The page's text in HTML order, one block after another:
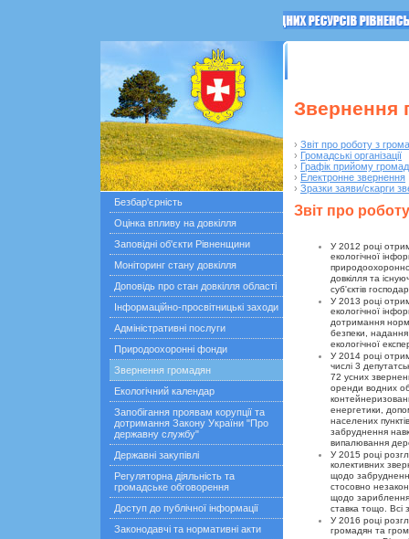
Безбар'єрність
Оцінка впливу на довкілля
Заповідні об'єкти Рівненщини
Моніторинг стану довкілля
Доповідь про стан довкілля області
Інформаційно-просвітницькі заходи
Адміністративні послуги
Природоохоронні фонди
Звернення громадян
Екологічний календар
Запобігання проявам корупції та
дотримання Закону України "Про
державну службу"
Державні закупівлі
Регуляторна діяльність та
громадське обговорення
Доступ до публічної інформації
Законодавчі та нормативні акти
Звернення
› Звіт про роботу з
› Громадські організації
› Графік прийому
› Електронне звернення
› Зразки заяви/скарги
Звіт про
У 2012 році
екологічної
довкілля та
суб'єктів
У 2013 році
екологічної
дотримання
безпеки, надання
екологічної
У 2014 році
числі 3
72 усних
оренди водних
енерге­тики,
населених
забруднення
випалювання
У 2015 році
колективних
щодо
стосовно
щодо зариблення
ставка тощо. Всі
У 2016 році
громадян та